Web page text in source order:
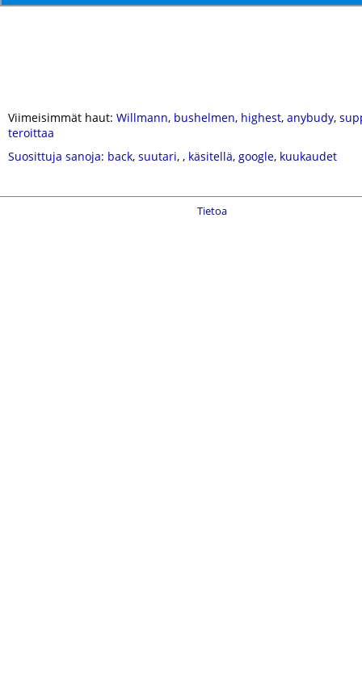
Viimeisimmät haut: Willmann, bushelmen, highest, anybudy,
teroittaa
Suosittuja sanoja: back, suutari, , käsitellä, google, kuukaudet
Tietoa